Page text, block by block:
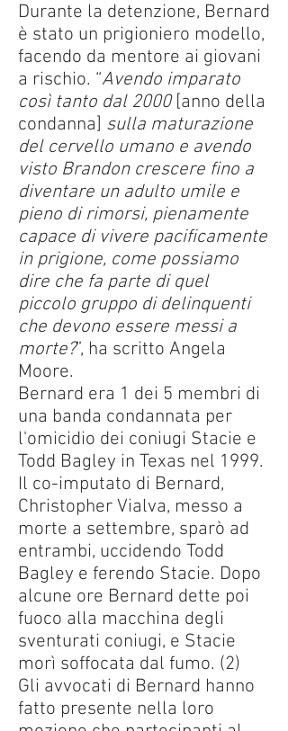
Durante la detenzione, Bernard
è stato un prigioniero modello,
facendo da mentore ai giovani
a rischio. “Avendo imparato
così tanto dal 2000[anno della
condanna] sulla maturazione
del cervello umano e avendo
visto Brandon crescere fino a
diventare un adulto umile e
pieno di rimorsi, pienamente
capace di vivere pacificamente
in prigione, come possiamo
dire che fa parte di quel
piccolo gruppo di delinquenti
che devono essere messi a
morte?”, ha scritto Angela
Moore.
Bernard era 1 dei 5 membri di
una banda condannata per
l'omicidio dei coniugi Stacie e
Todd Bagley in Texas nel 1999.
Il co-imputato di Bernard,
Christopher Vialva, messo a
morte a settembre, sparò ad
entrambi, uccidendo Todd
Bagley e ferendo Stacie. Dopo
alcune ore Bernard dette poi
fuoco alla macchina degli
sventurati coniugi, e Stacie
morì soffocata dal fumo. (2)
Gli avvocati di Bernard hanno
fatto presente nella loro